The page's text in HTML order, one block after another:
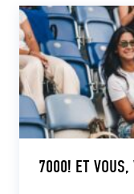
PRESSE ET MEDIAS
7000! ET VOUS,